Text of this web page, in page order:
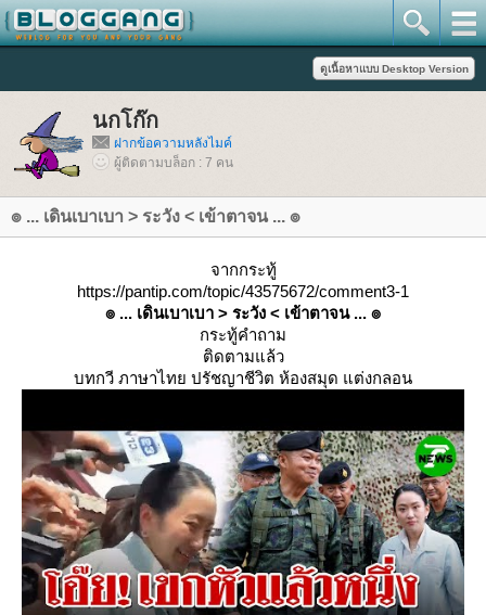
นกโก๊ก
ฝากข้อความหลังไมค์
ผู้ติดตามบล็อก : 7 คน
๏ ... เดินเบาเบา > ระวัง < เข้าตาจน ... ๏
จากกระทู้
https://pantip.com/topic/43575672/comment3-1
๏ ... เดินเบาเบา > ระวัง < เข้าตาจน ... ๏
กระทู้คำถาม
ติดตามแล้ว
บทกวี ภาษาไทย ปรัชญาชีวิต ห้องสมุด แต่งกลอน